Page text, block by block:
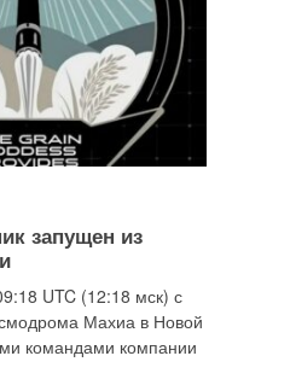
запущен из
UTC (12:18 мск) с
Махиа в Новой
командами компании